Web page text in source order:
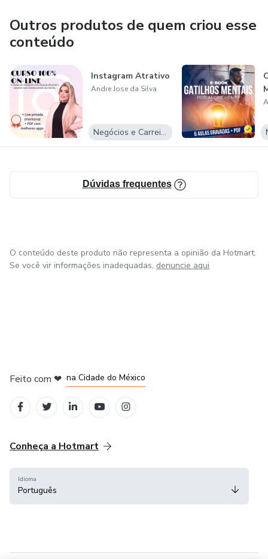
Outros produtos de quem criou esse
conteúdo
Instagram Atrativo
Andre Jose da Silva
Negócios e Carreira
Dúvidas frequentes
O conteúdo deste produto não representa a opinião da Hotmart.
Se você vir informações inadequadas, denuncie aqui
Feito com ❤ na Cidade do México
Conheça a Hotmart
Idioma
Português